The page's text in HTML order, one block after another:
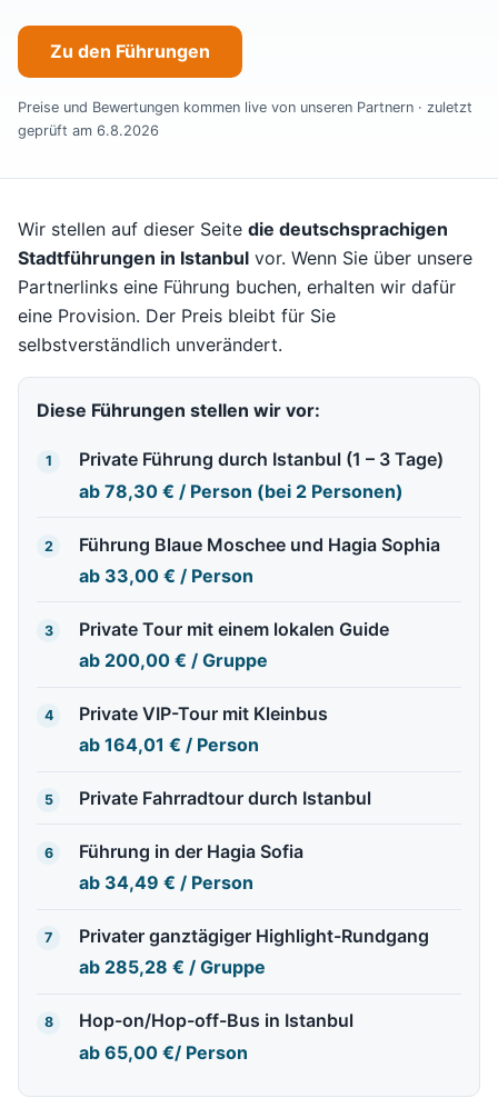
Zu den Führungen
Preise und Bewertungen kommen live von unseren Partnern · zuletzt
geprüft am 6.8.2026
Wir stellen auf dieser Seite die deutschsprachigen
Stadtführungen in Istanbul vor. Wenn Sie über unsere
Partnerlinks eine Führung buchen, erhalten wir dafür
eine Provision. Der Preis bleibt für Sie
selbstverständlich unverändert.
Diese Führungen stellen wir vor:
1
Private Führung durch Istanbul (1 – 3 Tage)
ab78,30 € / Person (bei 2 Personen)
2
Führung Blaue Moschee und Hagia Sophia
ab 33,00 € / Person
3
Private Tour mit einem lokalen Guide
ab 200,00 € / Gruppe
4
Private VIP-Tour mit Kleinbus
ab164,01 € / Person
5 Private Fahrradtour durch Istanbul
6
Führung in der Hagia Sofia
ab 34,49 € / Person
7
Privater ganztägiger Highlight-Rundgang
ab 285,28 € / Gruppe
8
Hop-on/Hop-off-Bus in Istanbul
ab65,00 €/ Person